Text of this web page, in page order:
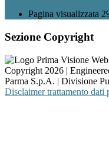
Pagina visualizzata
Sezione Copyright
Copyright 2026 |
Parma S.p.A. | Divisione
Disclaimer trattamento dati